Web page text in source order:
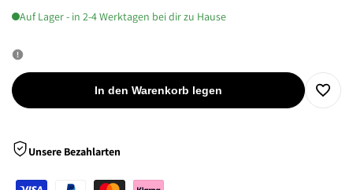
Auf Lager - in 2-4 Werktagen bei dir zu Hause
In den Warenkorb legen
Zur
Unsere Bezahlarten